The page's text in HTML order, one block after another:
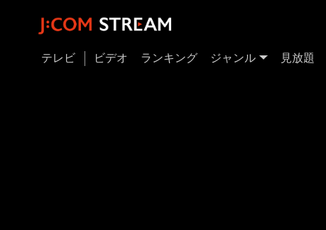
テレビ ビデオ ランキング ジャンル 見放題